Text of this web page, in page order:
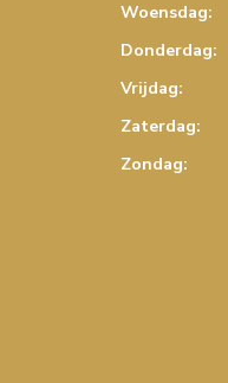
Woensdag:
Donderdag:
Vrijdag:
Zaterdag:
Zondag: